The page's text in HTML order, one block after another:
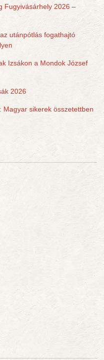
Fugyivásárhely 2026 –
utánpótlás fogathajtó
Izsákon a Mondok József
2026
sikerek összetettben